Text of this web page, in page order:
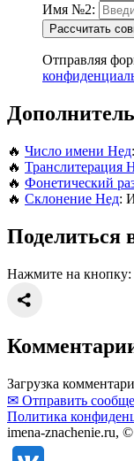
Имя №2:
Рассчитать
Отправляя
🔥 Число имени Нед
🔥 Транслитерация
🔥 Фонетический
🔥 Склонение Нед:
Поделиться
Нажмите на кнопку:
Загрузка
✉ Отправить
Политика
imena-znachenie.ru,